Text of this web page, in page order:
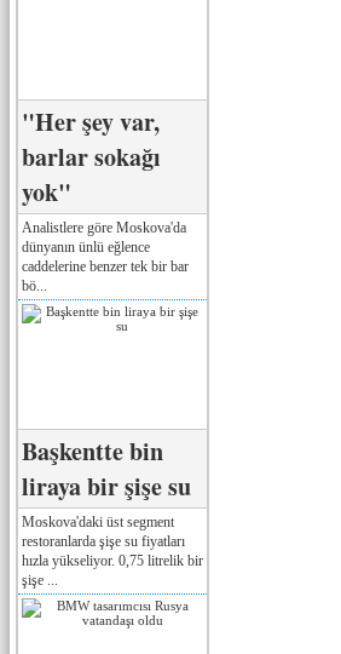
"Her şey var,
barlar sokağı
yok"
Analistlere göre Moskova'da
dünyanın ünlü eğlence
caddelerine benzer tek bir bar
bö...
Başkentte bin
liraya bir şişe su
Moskova'daki üst segment
restoranlarda şişe su fiyatları
hızla yükseliyor. 0,75 litrelik bir
şişe ...